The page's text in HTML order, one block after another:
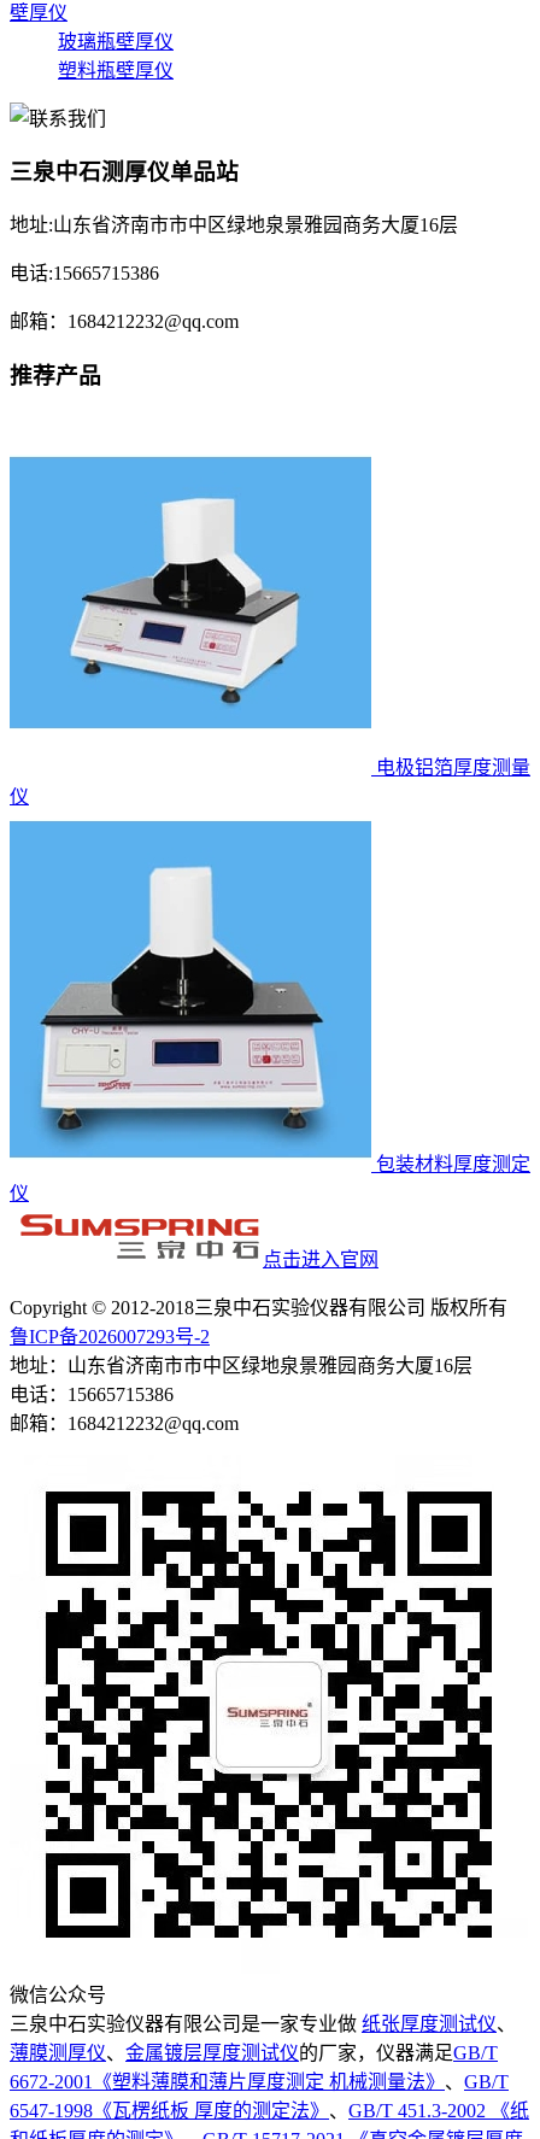
壁厚仪
玻璃瓶壁厚仪
塑料瓶壁厚仪
三泉中石测厚仪单品站
地址:山东省济南市市中区绿地泉景雅园商务大厦16层
电话:15665715386
邮箱：1684212232@qq.com
推荐产品
电极铝箔厚度测量
仪
包装材料厚度测定
仪
点击进入官网
Copyright © 2012-2018三泉中石实验仪器有限公司 版权所有
鲁ICP备2026007293号-2
地址：山东省济南市市中区绿地泉景雅园商务大厦16层
电话：15665715386
邮箱：1684212232@qq.com
微信公众号
三泉中石实验仪器有限公司是一家专业做 纸张厚度测试仪、
薄膜测厚仪、 金属镀层厚度测试仪的厂家，仪器满足GB/T
6672-2001《塑料薄膜和薄片厚度测定 机械测量法》 、 GB/T
6547-1998《瓦楞纸板 厚度的测定法》 、 GB/T 451.3-2002 《纸